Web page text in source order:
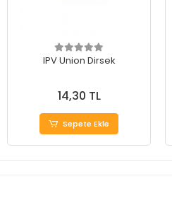
IPV Union Dirsek
14,30 TL
Sepete Ekle